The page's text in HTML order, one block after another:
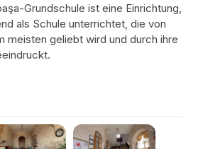
Grundschule ist eine Einrichtung,
als Schule unterrichtet, die von
meisten geliebt wird und durch ihre